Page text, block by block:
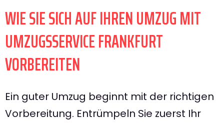
WIE SIE SICH AUF IHREN UMZUG MIT
UMZUGSSERVICE FRANKFURT
VORBEREITEN
Ein guter Umzug beginnt mit der richtigen
Vorbereitung. Entrümpeln Sie zuerst Ihr